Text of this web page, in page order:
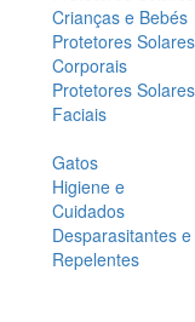
Crianças e Bebés
Protetores Solares
Corporais
Protetores Solares
Faciais
Gatos
Higiene e
Cuidados
Desparasitantes e
Repelentes